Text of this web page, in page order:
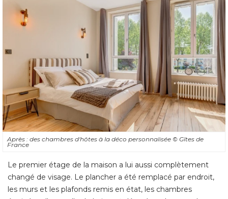
Après : des chambres d'hôtes à la déco personnalisée © Gîtes de
France
Le premier étage de la maison a lui aussi complètement
changé de visage. Le plancher a été remplacé par endroit,
les murs et les plafonds remis en état, les chambres
un style différent.
Dorothée Jouret avoue s'être prise au jeu de la décoration.